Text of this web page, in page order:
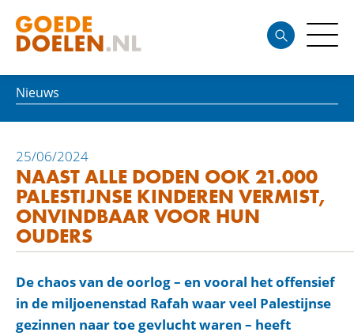
Nieuws
25/06/2024
NAAST ALLE DODEN OOK 21.000
PALESTIJNSE KINDEREN VERMIST,
ONVINDBAAR VOOR HUN
OUDERS
De chaos van de oorlog – en vooral het offensief
in de miljoenenstad Rafah waar veel Palestijnse
gezinnen naar toe gevlucht waren – heeft